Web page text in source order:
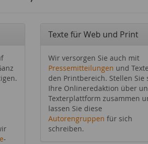
-
Texte für Web und Print
Wir versorgen Sie auch mit
Pressemitteilungen und
den Printbereich. Stellen Sie
Ihre Onlineredaktion über
Texterplattform zusammen
lassen Sie diese
Autorengruppen für sich
schreiben.